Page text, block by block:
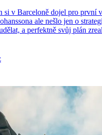
si v Barceloně dojel pro první
ale nešlo jen o
a perfektně svůj plán